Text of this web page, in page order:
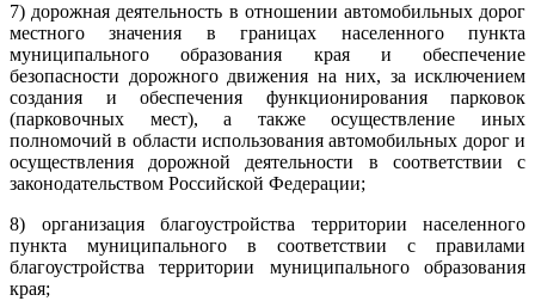
7) дорожная деятельность в отношении автомобильных дорог
местного значения в границах населенного пункта
муниципального образования края и обеспечение
безопасности дорожного движения на них, за исключением
создания и обеспечения функционирования парковок
(парковочных мест), а также осуществление иных
полномочий в области использования автомобильных дорог и
осуществления дорожной деятельности в соответствии с
законодательством Российской Федерации;
8) организация благоустройства территории населенного
пункта муниципального в соответствии с правилами
благоустройства территории муниципального образования
края;